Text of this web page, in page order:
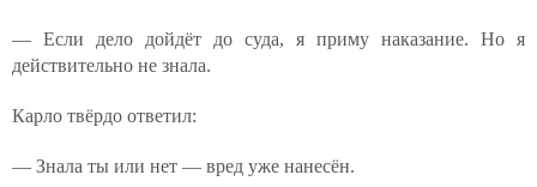
— Если дело дойдёт до суда, я приму наказание. Но я
действительно не знала.
Карло твёрдо ответил:
— Знала ты или нет — вред уже нанесён.